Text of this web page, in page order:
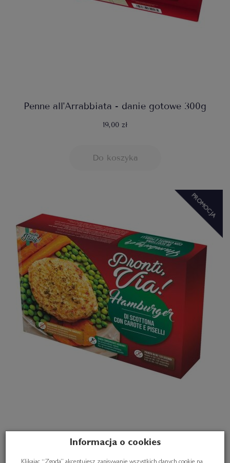
Penne all'Arrabbiata - danie gotowe 300g
19,00 zł
Do koszyka
Hamburger wołowy "di scottona" z
Informacja o cookies